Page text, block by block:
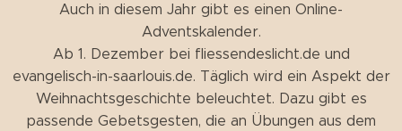
Auch in diesem Jahr gibt es einen Online-
Adventskalender.
Ab 1. Dezember bei fliessendeslicht.de und
evangelisch-in-saarlouis.de. Täglich wird ein Aspekt der
Weihnachtsgeschichte beleuchtet. Dazu gibt es
passende Gebetsgesten, die an Übungen aus dem